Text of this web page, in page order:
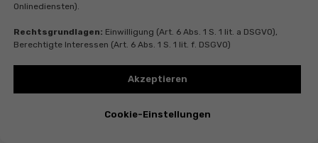
Onlinediensten).
Rechtsgrundlagen: Einwilligung (Art. 6 Abs. 1 S. 1 lit. a DSGVO),
Berechtigte Interessen (Art. 6 Abs. 1 S. 1 lit. f. DSGVO)
Akzeptieren
Cookie-Einstellungen